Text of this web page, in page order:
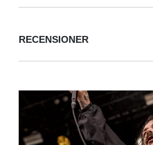
RECENSIONER